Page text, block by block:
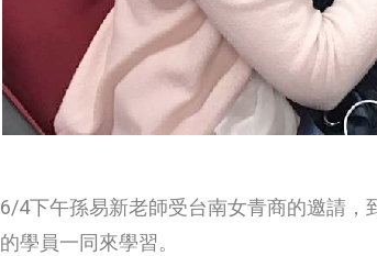
6/4下午孫易新老師受台南女青商的邀請
的學員一同來學習。